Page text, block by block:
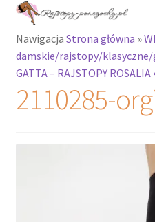
Przejdź
nawigacji
Przejdź
treści
Rajstopy
Rozwiń
menu
potomne
Nawigacja Strona główna »
damskie/rajstopy/
GATTA – RAJSTOPY ROSALIA
2110285-